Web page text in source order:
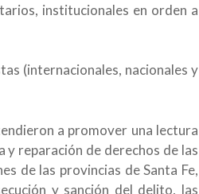
institucionales en orden a
(internacionales, nacionales y
a promover una lectura
y reparación de derechos de las
de las provincias de Santa Fe,
y sanción del delito, las